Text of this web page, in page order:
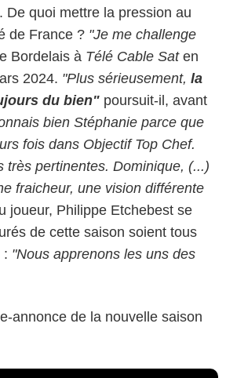
De quoi mettre la pression au
de France ? "Je me challenge
Bordelais à Télé Cable Sat en
2024. "Plus sérieusement, la
du bien" poursuit-il, avant
bien Stéphanie parce que
fois dans Objectif Top Chef.
très pertinentes. Dominique, (...)
fraicheur, une vision différente
joueur, Philippe Etchebest se
de cette saison soient tous
: "Nous apprenons les uns des
annonce de la nouvelle saison